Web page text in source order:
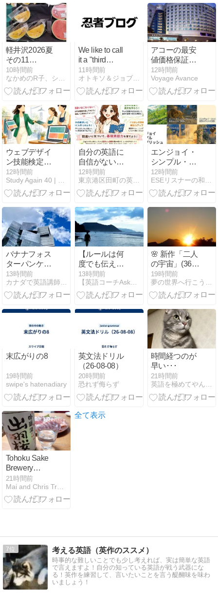
軽井沢2026夏
その11
TSURUYA
10時間前
なかめのR子、シアトルで駐妻になる。
We like to call
it a "third
place." It's not
your home. It's
not your work.
11時間前
オトキソ＆ジョブキソ＆モテキソノート
アコーの最安
値価格保証に
ついて
12時間前
Voyage Avance
ウェブデザイ
ン技能検定3
級に合格した
ら次は？40代
の活かし方と
12時間前
Study Again 40 | 40代、勉強し直す人へ。
自分の英語に
自信がない…
自分の間違い
に自分で気づ
ける基礎英語
一歩！English
Plusレッスン
受講生用2026
年5月2週英語
レッスンの復
習
12時間前
東京港区田町の英語学校English Plus英語講師ブログ
エンジョイ・
シンプル・イ
ングリッシュ
今週のチャン
ク解説まとめ
12時間前
ESEリスナーの和訳＆チャンク解説ブログ
バナナフォス
ターパンケー
キでブランチ
13時間前
カナダで英語講師/自由な海外生活
【ルールは何
度でも伝えれ
ばいい】
13時間前
【英語コーチAska】たった3ヶ月でなりたい自分に!!
🌸 新作「二人
の宇宙」(36)
UFOの地球上
核全廃計画 🍒
英検3分自己
19時間前
夢の世界へ行こうＵＳＡ実践英会話
末広がりの8
19時間前
swipe's hatenadiary
英文法ドリル
（26-08-08）
20時間前
恐れず侮らず
時間経つのが
早い･･･
21時間前
英語を極めてやんよ！
Tohoku Sake
Brewery
Itinerary: Best
Local Sake &
Breweries to
21時間前
Mai and Chris Travel
全て表示
7 考える英語（英作のススメ）
時事的な難しいことでも少し考えれば、実は簡単な英語
で言えますよ！自分の知っている英語が戦う武器にな
る！英作を練習して、言いたいことを言う醍醐味を味わ
いましょう！